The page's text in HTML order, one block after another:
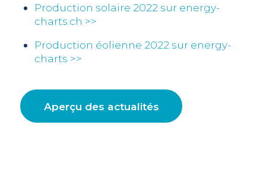
Production solaire 2022 sur energy-
charts.ch >>
Production éolienne 2022 sur energy-
charts >>
Aperçu des actualités